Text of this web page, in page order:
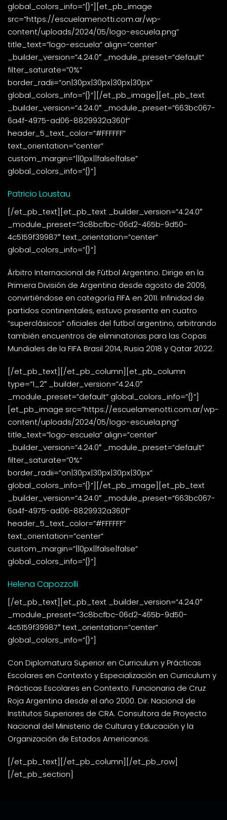
global_colors_info=”{}”][et_pb_image
src=”https://escuelamenotti.com.ar/wp-
content/uploads/2024/05/logo-escuela.png”
title_text=”logo-escuela” align=”center”
_builder_version=”4.24.0″ _module_preset=”default”
filter_saturate=”0%”
border_radii=”on|30px|30px|30px|30px”
global_colors_info=”{}”][/et_pb_image][et_pb_text
_builder_version=”4.24.0″ _module_preset=”663bc067-
6a4f-4975-ad06-8829932a360f”
header_5_text_color=”#FFFFFF”
text_orientation=”center”
custom_margin=”||0px||false|false”
global_colors_info=”{}”]
Patricio Loustau
[/et_pb_text][et_pb_text _builder_version=”4.24.0″
_module_preset=”3c8bcfbc-06d2-465b-9d50-
4c5159f39987″ text_orientation=”center”
global_colors_info=”{}”]
Árbitro Internacional de Fútbol Argentino. Dirige en la
Primera División de Argentina desde agosto de 2009,
convirtiéndose en categoría FIFA en 2011. Infinidad de
partidos continentales, estuvo presente en cuatro
“superclásicos” oficiales del futbol argentino, arbitrando
también encuentros de eliminatorias para las Copas
Mundiales de la FIFA Brasil 2014, Rusia 2018 y Qatar 2022.
[/et_pb_text][/et_pb_column][et_pb_column
type=”1_2″ _builder_version=”4.24.0″
_module_preset=”default” global_colors_info=”{}”]
[et_pb_image src=”https://escuelamenotti.com.ar/wp-
content/uploads/2024/05/logo-escuela.png”
title_text=”logo-escuela” align=”center”
_builder_version=”4.24.0″ _module_preset=”default”
filter_saturate=”0%”
border_radii=”on|30px|30px|30px|30px”
global_colors_info=”{}”][/et_pb_image][et_pb_text
_builder_version=”4.24.0″ _module_preset=”663bc067-
6a4f-4975-ad06-8829932a360f”
header_5_text_color=”#FFFFFF”
text_orientation=”center”
custom_margin=”||0px||false|false”
global_colors_info=”{}”]
Helena Capozzolli
[/et_pb_text][et_pb_text _builder_version=”4.24.0″
_module_preset=”3c8bcfbc-06d2-465b-9d50-
4c5159f39987″ text_orientation=”center”
global_colors_info=”{}”]
Con Diplomatura Superior en Curriculum y Prácticas
Escolares en Contexto y Especialización en Curriculum y
Prácticas Escolares en Contexto. Funcionaria de Cruz
Roja Argentina desde el año 2000. Dir. Nacional de
Institutos Superiores de CRA. Consultora de Proyecto
Nacional del Ministerio de Cultura y Educación y la
Organización de Estados Americanos.
[/et_pb_text][/et_pb_column][/et_pb_row]
[/et_pb_section]